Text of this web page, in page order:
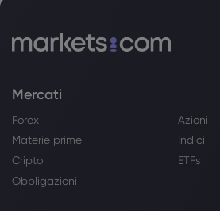
Mercati
Forex
Azioni
Materie prime
Indici
Cripto
ETFs
Obbligazioni